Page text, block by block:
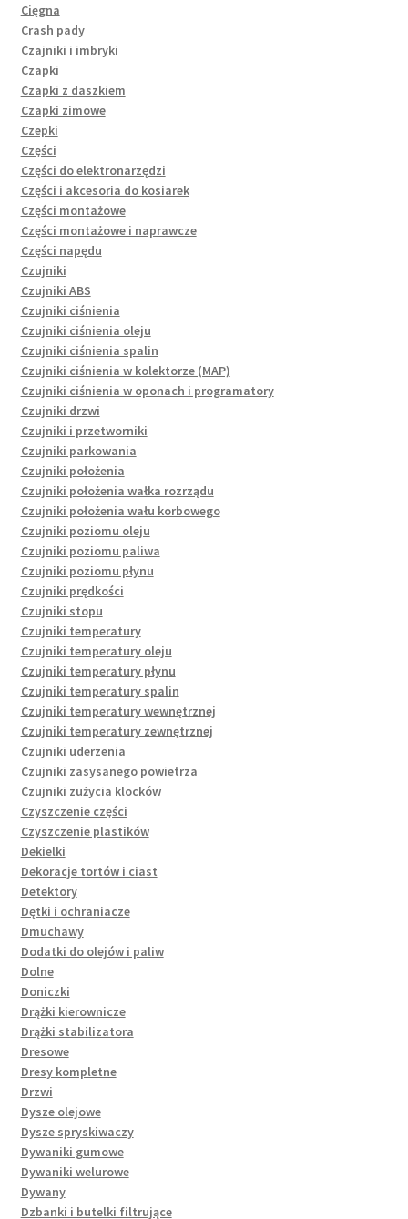
Cięgna
Crash pady
Czajniki i imbryki
Czapki
Czapki z daszkiem
Czapki zimowe
Czepki
Części
Części do elektronarzędzi
Części i akcesoria do kosiarek
Części montażowe
Części montażowe i naprawcze
Części napędu
Czujniki
Czujniki ABS
Czujniki ciśnienia
Czujniki ciśnienia oleju
Czujniki ciśnienia spalin
Czujniki ciśnienia w kolektorze (MAP)
Czujniki ciśnienia w oponach i programatory
Czujniki drzwi
Czujniki i przetworniki
Czujniki parkowania
Czujniki położenia
Czujniki położenia wałka rozrządu
Czujniki położenia wału korbowego
Czujniki poziomu oleju
Czujniki poziomu paliwa
Czujniki poziomu płynu
Czujniki prędkości
Czujniki stopu
Czujniki temperatury
Czujniki temperatury oleju
Czujniki temperatury płynu
Czujniki temperatury spalin
Czujniki temperatury wewnętrznej
Czujniki temperatury zewnętrznej
Czujniki uderzenia
Czujniki zasysanego powietrza
Czujniki zużycia klocków
Czyszczenie części
Czyszczenie plastików
Dekielki
Dekoracje tortów i ciast
Detektory
Dętki i ochraniacze
Dmuchawy
Dodatki do olejów i paliw
Dolne
Doniczki
Drążki kierownicze
Drążki stabilizatora
Dresowe
Dresy kompletne
Drzwi
Dysze olejowe
Dysze spryskiwaczy
Dywaniki gumowe
Dywaniki welurowe
Dywany
Dzbanki i butelki filtrujące